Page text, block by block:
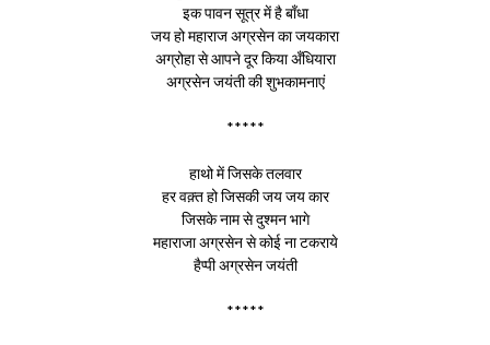
इक पावन सूत्र में है बाँधा
जय हो महाराज अग्रसेन का जयकारा
अग्रोहा से आपने दूर किया अँधियारा
अग्रसेन जयंती की शुभकामनाएं
*****
हाथो में जिसके तलवार
हर वक़्त हो जिसकी जय जय कार
जिसके नाम से दुश्मन भागे
महाराजा अग्रसेन से कोई ना टकराये
हैप्पी अग्रसेन जयंती
*****